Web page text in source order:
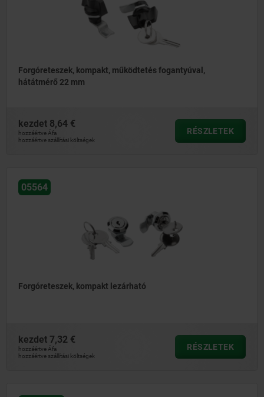
Forgóreteszek, kompakt, működtetés fogantyúval,
hátátmérő 22 mm
kezdet 8,64 €
hozzáértve Áfa
hozzáértve szállítási költségek
RÉSZLETEK
05564
Forgóreteszek, kompakt lezárható
kezdet 7,32 €
hozzáértve Áfa
hozzáértve szállítási költségek
RÉSZLETEK